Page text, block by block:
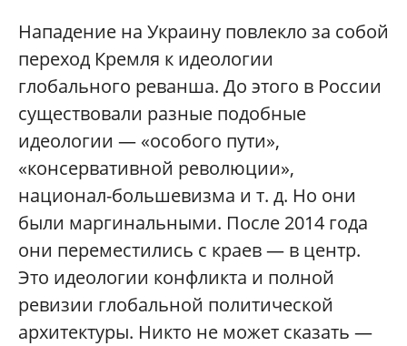
Нападение на Украину повлекло за собой
переход Кремля к идеологии
глобального реванша. До этого в России
существовали разные подобные
идеологии — «особого пути»,
«консервативной революции»,
национал-большевизма и т. д. Но они
были маргинальными. После 2014 года
они переместились с краев — в центр.
Это идеологии конфликта и полной
ревизии глобальной политической
архитектуры. Никто не может сказать —